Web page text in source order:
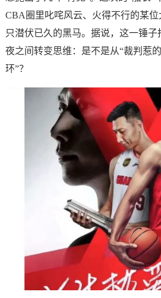
CBA圈里叱咤风云、火得不行的某
只潜伏已久的黑马。据说，这一锤
夜之间转变思维：是不是从“裁判惹
环”？